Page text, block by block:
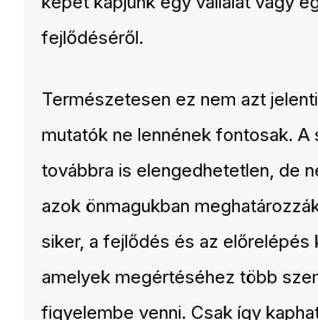
fejlődéséről.
Természetesen ez nem azt
mutatók ne lennének fontosak. A
továbbra is elengedhetetlen, de
azok önmagukban
siker, a fejlődés és az előrelépés
amelyek megértéséhez több
figyelembe venni. Csak így